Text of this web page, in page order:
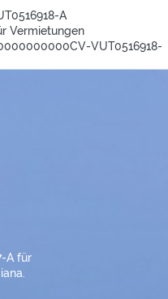
A
Vermietungen
VUT0516918-
A für